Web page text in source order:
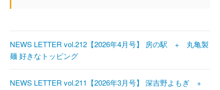
NEWS LETTER vol.212【2026年4月号】 房の駅 + 丸亀製
麺 好きなトッピング
NEWS LETTER vol.211【2026年3月号】 深吉野よもぎ +